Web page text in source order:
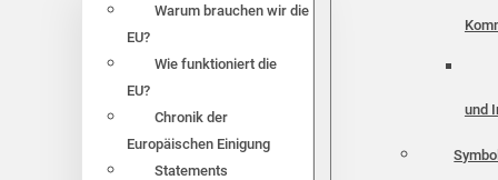
Warum brauchen wir die
EU?
Wie funktioniert die
EU?
Chronik der
Europäischen Einigung
Statements
und